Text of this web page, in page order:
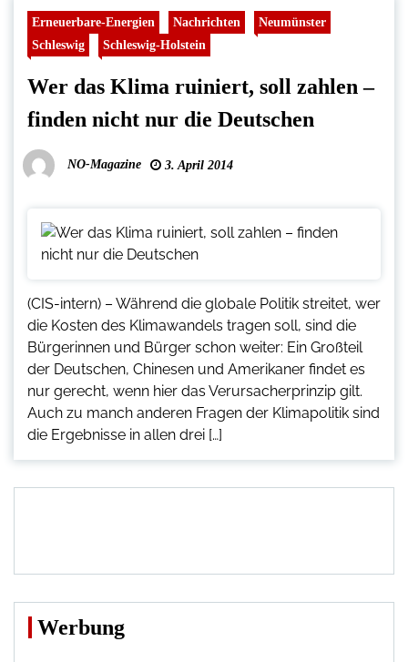
Erneuerbare-Energien Nachrichten
Neumünster
Schleswig
Schleswig-Holstein
Wer das Klima ruiniert, soll zahlen –
finden nicht nur die Deutschen
NO-Magazine 3. April 2014
(CIS-intern) – Während die globale Politik streitet, wer
die Kosten des Klimawandels tragen soll, sind die
Bürgerinnen und Bürger schon weiter: Ein Großteil
der Deutschen, Chinesen und Amerikaner findet es
nur gerecht, wenn hier das Verursacherprinzip gilt.
Auch zu manch anderen Fragen der Klimapolitik sind
die Ergebnisse in allen drei […]
Werbung